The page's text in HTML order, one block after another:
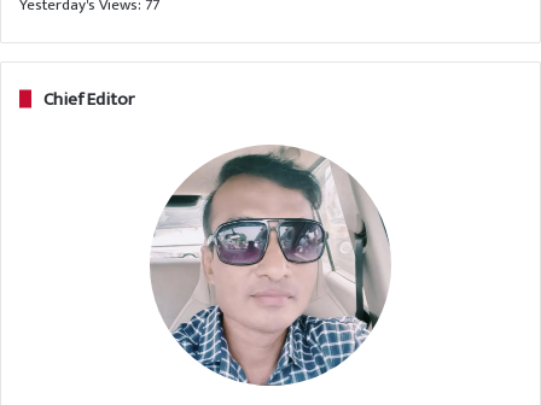
Chief Editor